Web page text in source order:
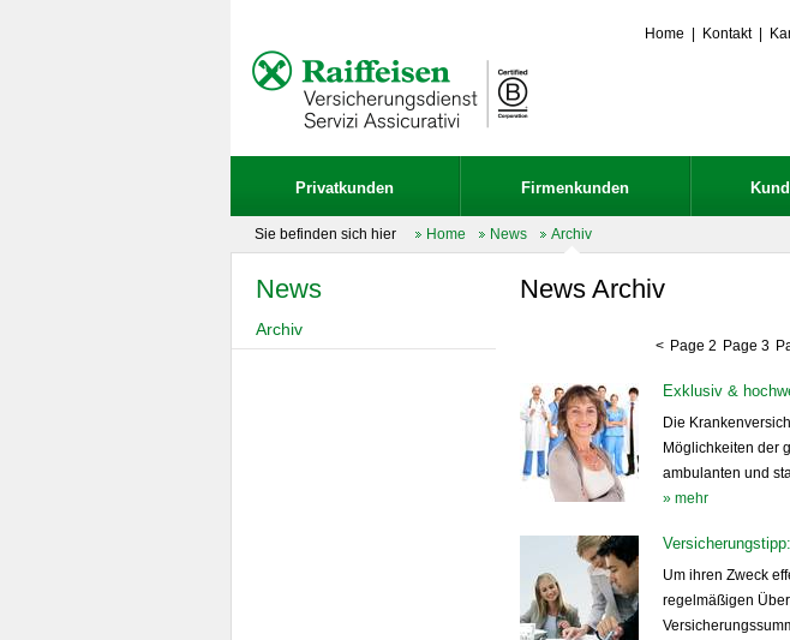
Home Kontakt|
Privatkunden Firmenkunden
Sie befinden sich hier Home News Archiv
News Archiv
< Page 2 Page 3
Exklusiv &
Die
Möglichkeiten der
ambulanten und
» mehr
Um ihren Zweck
regelmäßigen
News
Archiv